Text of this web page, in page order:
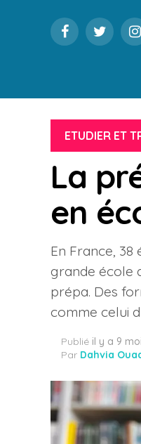
ETUDIER ET
La
en
En France,
grande école
prépa. Des
comme celui
Publié il y a 9
Par Dahvia